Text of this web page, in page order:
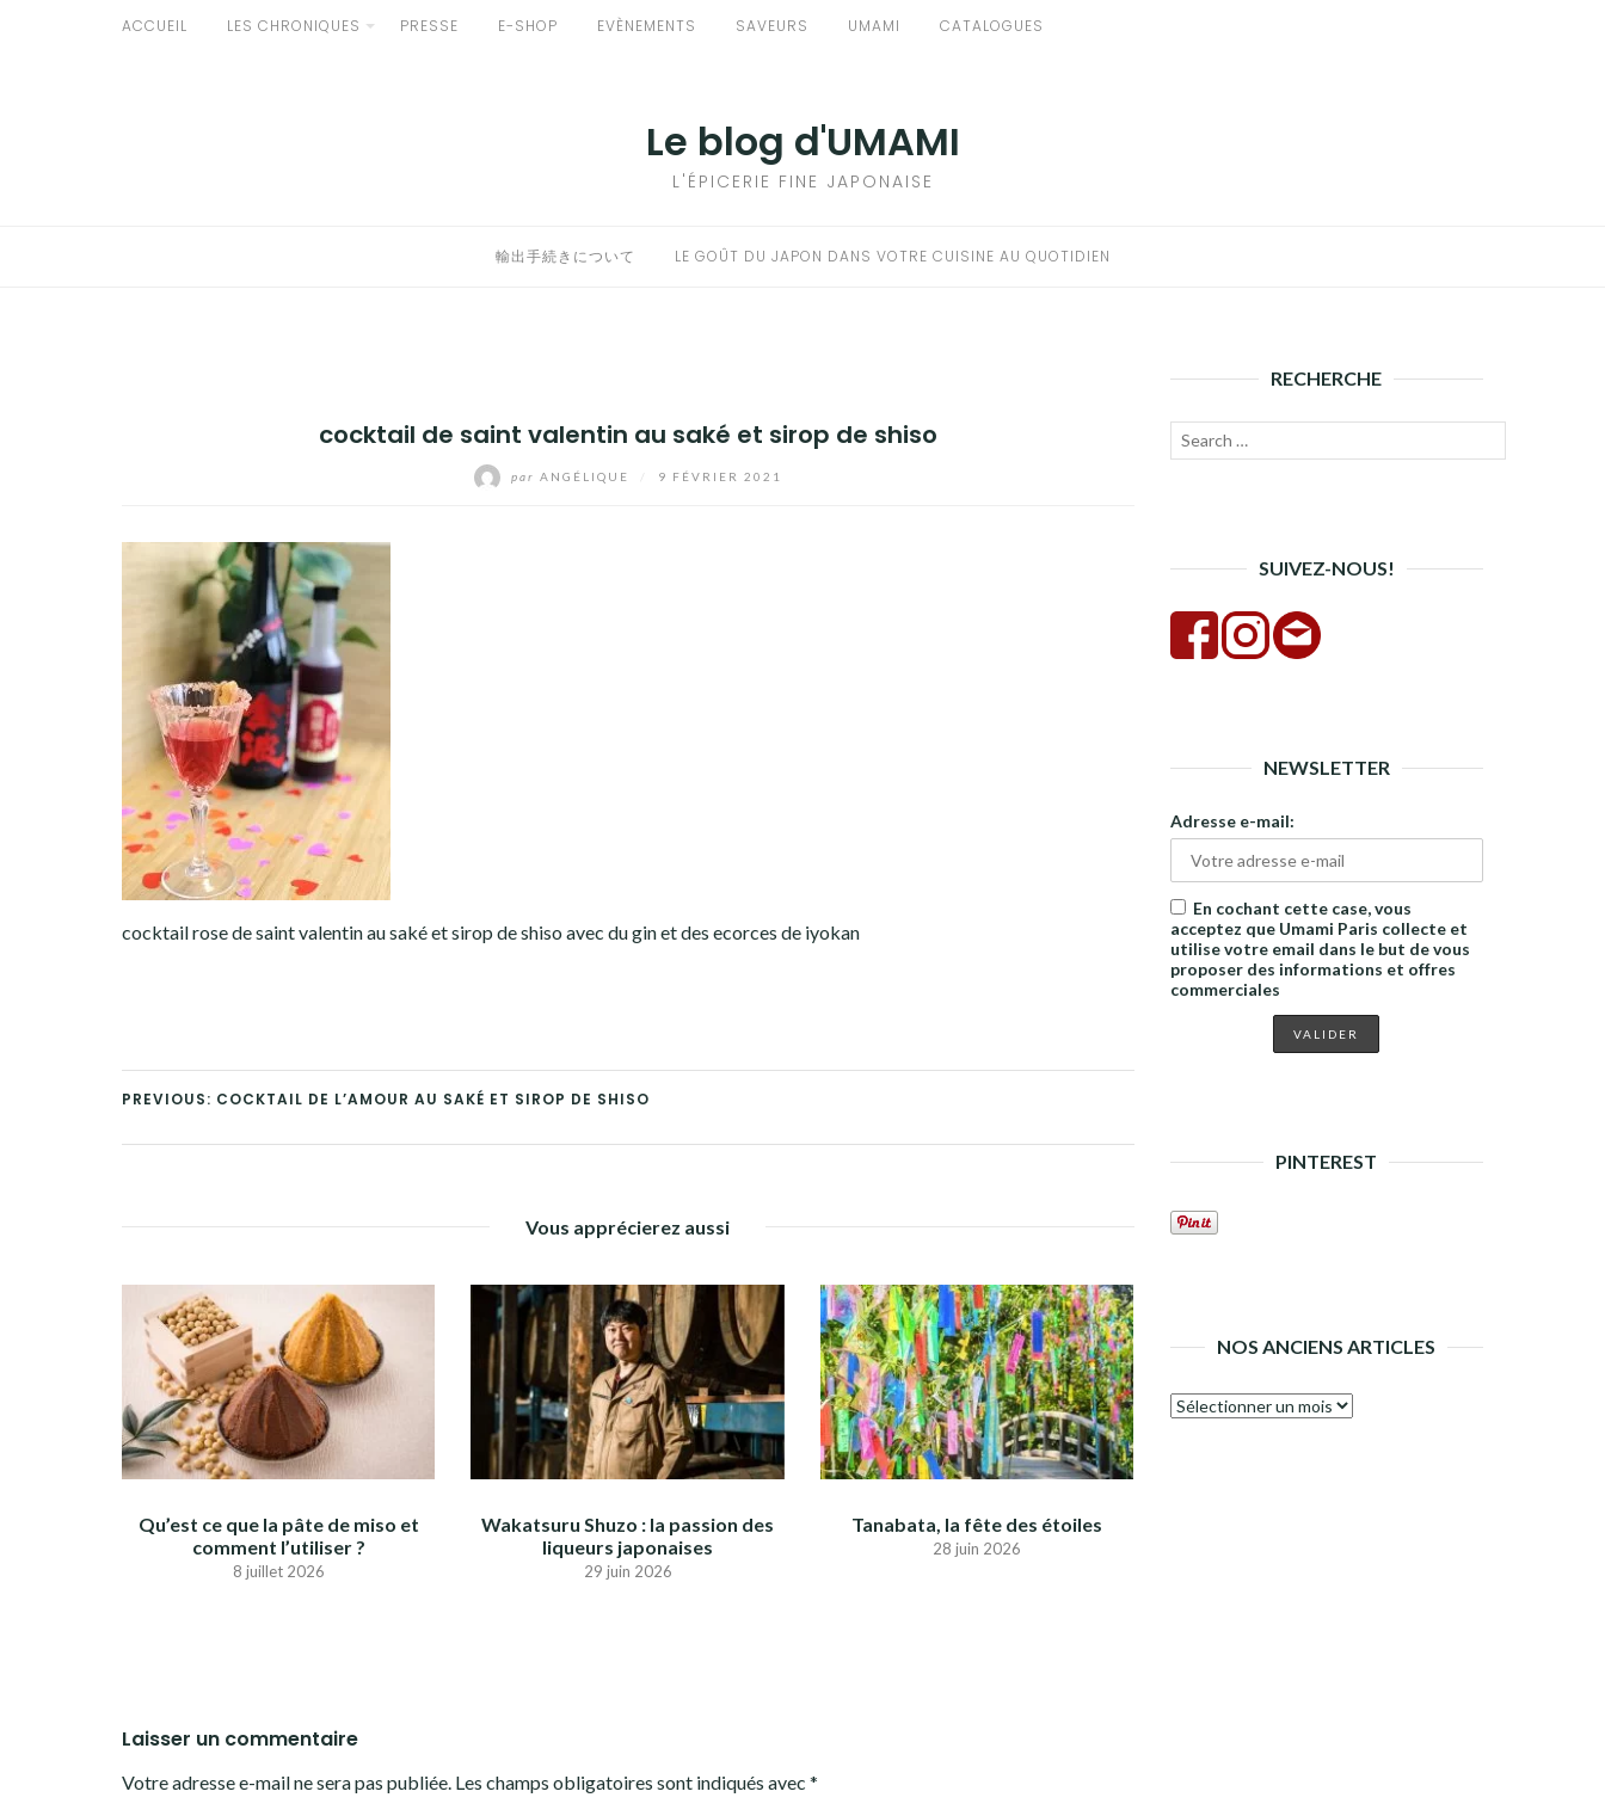
ACCUEIL LES CHRONIQUES PRESSE E-SHOP EVÈNEMENTS SAVEURS UMAMI CATALOGUES
Le blog d'UMAMI
L'ÉPICERIE FINE JAPONAISE
輸出手続きについて LE GOÛT DU JAPON DANS VOTRE CUISINE AU QUOTIDIEN
cocktail de saint valentin au saké et sirop de shiso
par ANGÉLIQUE 9 FÉVRIER 2021
cocktail rose de saint valentin au saké et sirop de shiso avec du gin et des ecorces de iyokan
PREVIOUS: COCKTAIL DE L’AMOUR AU SAKÉ ET SIROP DE SHISO
Vous apprécierez aussi
Qu’est ce que la pâte de miso et
comment l’utiliser ?
8 juillet 2026
Wakatsuru Shuzo : la passion des
liqueurs japonaises
29 juin 2026
Tanabata, la fête des étoiles
28 juin 2026
Laisser un commentaire
Votre adresse e-mail ne sera pas publiée. Les champs obligatoires sont indiqués avec *
RECHERCHE
Recherche
SUIVEZ-NOUS!
NEWSLETTER
Adresse e-mail:
En cochant cette case, vous
acceptez que Umami Paris collecte et
utilise votre email dans le but de vous
proposer des informations et offres
commerciales
PINTEREST
NOS ANCIENS ARTICLES
Nos